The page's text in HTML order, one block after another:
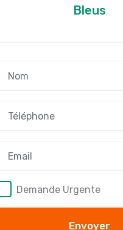
Bleus
Demande Urgente
Envoyer